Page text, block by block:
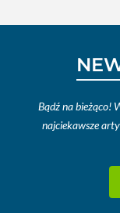
Bądź na bieżąco!
najciekawsze